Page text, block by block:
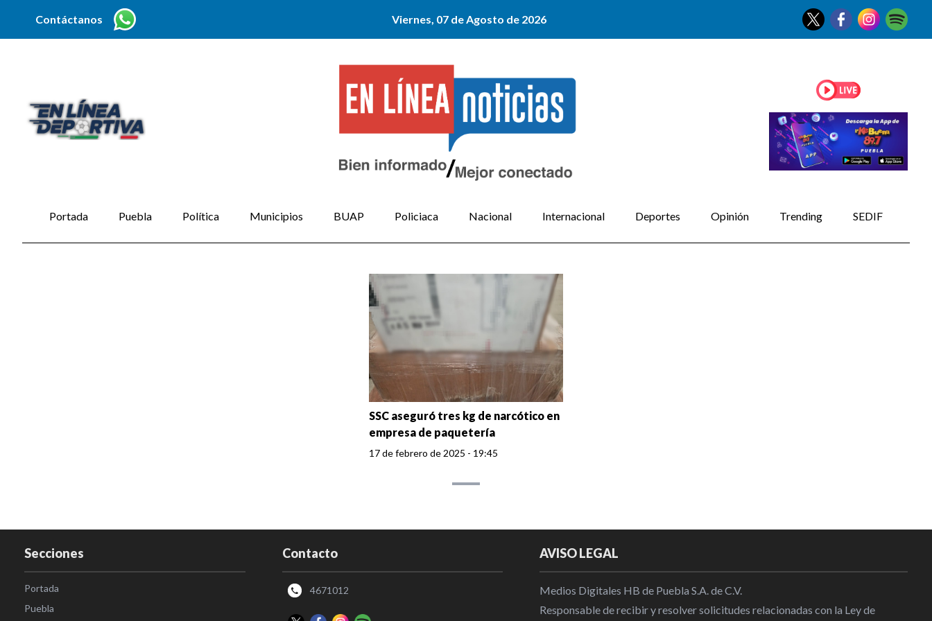
Contáctanos Viernes, 07 de Agosto de 2026
Portada Puebla Política Municipios BUAP Policiaca Nacional Internacional Deportes Opinión Trending SEDIF
SSC aseguró tres kg de narcótico en
empresa de paquetería
17 de febrero de 2025 - 19:45
Secciones
Portada
Puebla
Contacto
4671012
AVISO LEGAL
Medios Digitales HB de Puebla S.A. de C.V.
Responsable de recibir y resolver solicitudes relacionadas con la Ley de